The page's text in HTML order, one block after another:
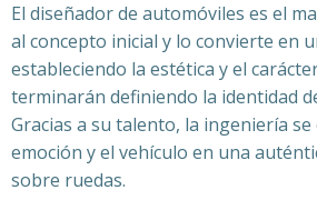
El diseñador de automóviles es el
al concepto inicial y lo convierte en
estableciendo la estética y el
terminarán definiendo la identidad
Gracias a su talento, la ingeniería
emoción y el vehículo en una
sobre ruedas.